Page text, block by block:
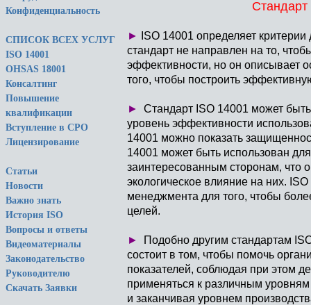
Конфиденциальность
СПИСОК ВСЕХ УСЛУГ
ISO 14001
OHSAS 18001
Консалтинг
Повышение
квалификации
Вступление в СРО
Лицензирование
Статьи
Новости
Важно знать
История ISO
Вопросы и ответы
Видеоматериалы
Законодательство
Руководителю
Скачать Заявки
Стандарт
►
ISO 14001 определяет
стандарт не направлен на то,
эффективности, но он описывает
того, чтобы построить
► Стандарт ISO 14001 может
уровень эффективности
14001 можно показать
14001 может быть использован
заинтересованным сторонам, что
экологическое влияние на них.
менеджмента для того, чтобы
целей.
►
Подобно другим стандартам
состоит в том, чтобы помочь
показателей, соблюдая при этом
применяться к различным
и заканчивая уровнем